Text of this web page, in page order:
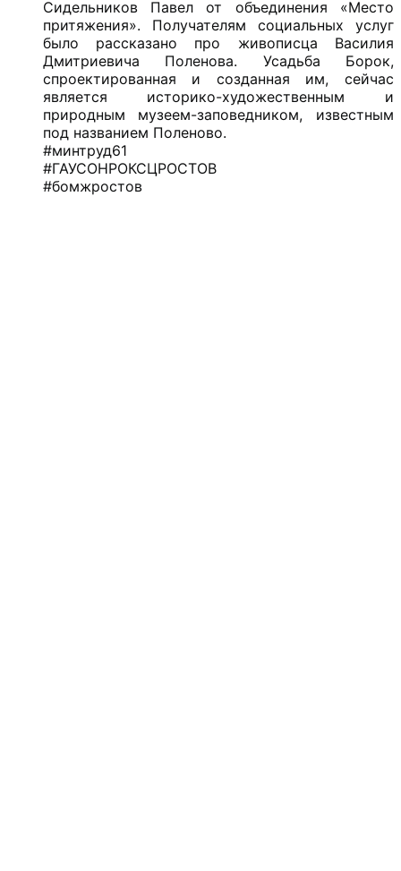
Сидельников Павел от объединения «Место
притяжения». Получателям социальных услуг
было рассказано про живописца Василия
Дмитриевича Поленова. Усадьба Борок,
спроектированная и созданная им, сейчас
является историко-художественным и
природным музеем-заповедником, известным
под названием Поленово.
#минтруд61
#ГАУСОНРОКСЦРОСТОВ
#бомжростов